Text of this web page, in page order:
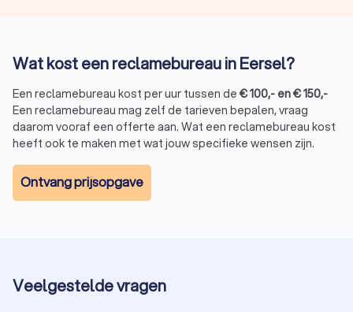
voor je bedrijf.
Website- en app-ontwikkeling:professionele websites
en mobiele applicaties.
TV- en radioreclame:effectieve campagnes via
traditionele media.
Hoe kies je het beste reclamebureau in
Eersel?
krijgen van de kwaliteit.
Wat kost een reclamebureau in Eersel?
Een reclamebureau kost per uur tussen de €100,- en€150,-
Een reclamebureau mag zelf de tarieven bepalen, vraag
daarom vooraf een offerte aan. Wat een reclamebureau kost
heeft ook te maken met wat jouw specifieke wensen zijn.
Ontvang prijsopgave
Veelgestelde vragen